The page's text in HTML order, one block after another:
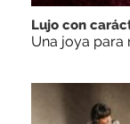
Lujo con
Una joya para